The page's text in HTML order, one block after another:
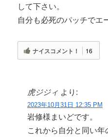
して下さい。
自分も必死のパッチでエ
ナイスコメント！ 16
虎ジジィ より:
2023年10月31日 12:35 PM
岩修様まいどです。
これから自分と同い